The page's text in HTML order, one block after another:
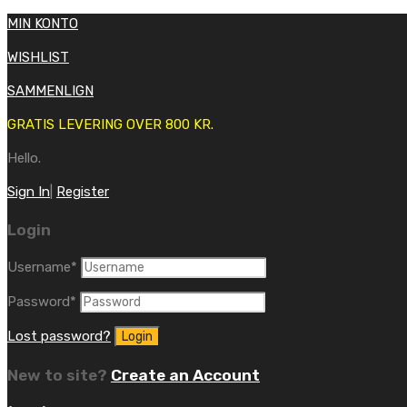
MIN KONTO
WISHLIST
SAMMENLIGN
GRATIS LEVERING OVER 800 KR.
Hello.
Sign In Register
Login
Username*
Password*
Lost password?
New to site? Create an Account